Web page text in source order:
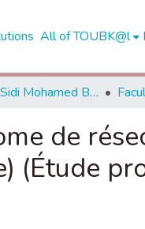
All of TOUBK@l
Université Sidi Mohamed Ben Abdellah de Fès
de
(Étude